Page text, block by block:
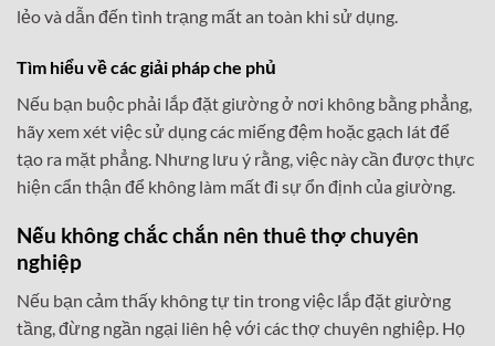
lẻo và dẫn đến tình trạng mất an toàn khi sử dụng.
Tìm hiểu về các giải pháp che phủ
Nếu bạn buộc phải lắp đặt giường ở nơi không bằng phẳng,
hãy xem xét việc sử dụng các miếng đệm hoặc gạch lát để
tạo ra mặt phẳng. Nhưng lưu ý rằng, việc này cần được thực
hiện cẩn thận để không làm mất đi sự ổn định của giường.
Nếu không chắc chắn nên thuê thợ chuyên
nghiệp
Nếu bạn cảm thấy không tự tin trong việc lắp đặt giường
tầng, đừng ngần ngại liên hệ với các thợ chuyên nghiệp. Họ